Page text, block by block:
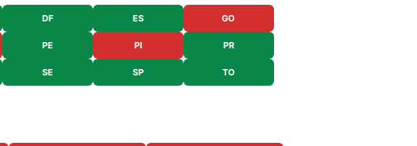
DF ES GO
PE PI PR
SE SP TO